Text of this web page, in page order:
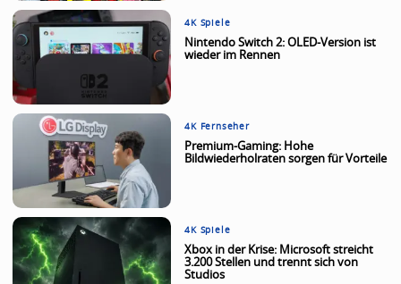
4K Spiele
Nintendo Switch 2: OLED-Version ist
wieder im Rennen
4K Fernseher
Premium-Gaming: Hohe
Bildwiederholraten sorgen für Vorteile
4K Spiele
Xbox in der Krise: Microsoft streicht
3.200 Stellen und trennt sich von
Studios